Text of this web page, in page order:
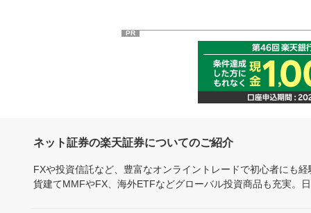
PR
ネット証券の楽天証券についてのご紹介
FXや投資信託など、豊富なオンライントレードで初心者にも
貨建てMMFやFX、海外ETFなどグローバル投資商品も充実。